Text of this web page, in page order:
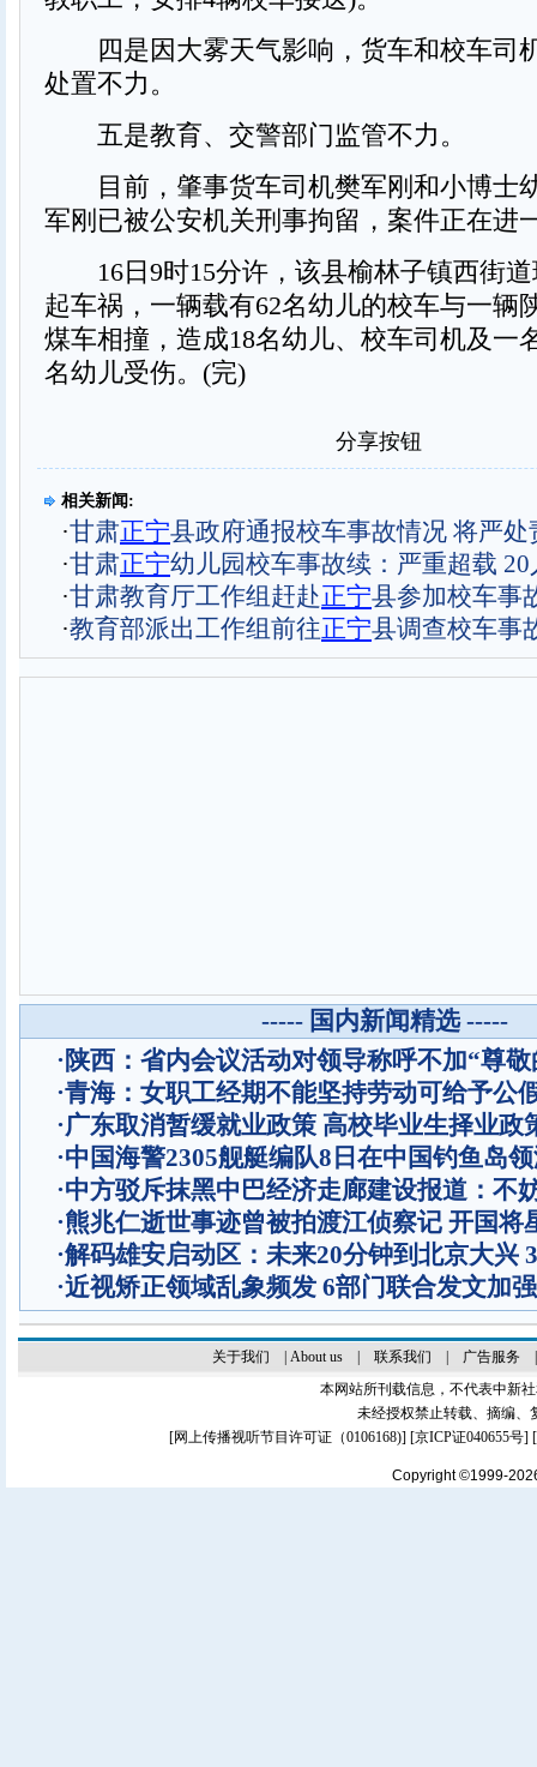
四是因大雾天气影响，货车和校车司
处置不力。
五是教育、交警部门监管不力。
目前，肇事货车司机樊军刚和小博士
军刚已被公安机关刑事拘留，案件正在进
16日9时15分许，该县榆林子镇西街道
起车祸，一辆载有62名幼儿的校车与一辆
煤车相撞，造成18名幼儿、校车司机及一
名幼儿受伤。(完)
分享按钮
相关新闻:
·甘肃正宁县政府通报校车事故情况 将严处
·甘肃正宁幼儿园校车事故续：严重超载 20
·甘肃教育厅工作组赶赴正宁县参加校车事
·教育部派出工作组前往正宁县调查校车事
----- 国内新闻精选 -----
·陕西：省内会议活动对领导称呼不加“尊敬
·青海：女职工经期不能坚持劳动可给予公
·广东取消暂缓就业政策 高校毕业生择业政
·中国海警2305舰艇编队8日在中国钓鱼岛
·中方驳斥抹黑中巴经济走廊建设报道：不
·熊兆仁逝世事迹曾被拍渡江侦察记 开国将
·解码雄安启动区：未来20分钟到北京大兴
·近视矫正领域乱象频发 6部门联合发文加
关于我们 About us| 联系我们 广告服务
本网站所刊载信息，不代表中新
未经授权禁止转载、摘编、
[网上传播视听节目许可证（0106168)] [京ICP证040655号]
Copyright ©1999-